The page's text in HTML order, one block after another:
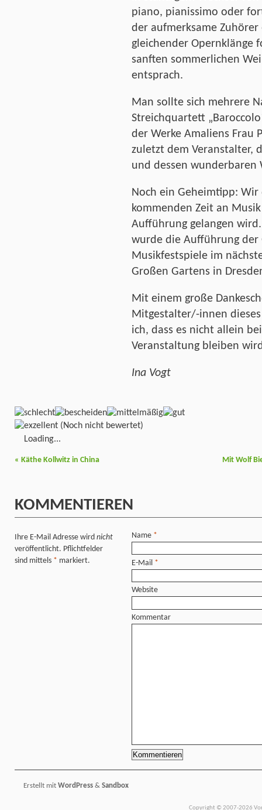
piano, pianissimo oder
der aufmerksame
gleichender Opernklänge
sanften sommerlichen
entsprach.
Man sollte sich mehrere
Streichquartett
der Werke Amaliens Frau
zuletzt dem Veranstalter,
und dessen wunderbaren
Noch ein Geheimtipp:
kommenden Zeit an
Aufführung gelangen
wurde die Aufführung der
Musikfestspiele im
Großen Gartens in
Mit einem große
Mitgestalter/-innen
ich, dass es nicht allein
Veranstaltung bleiben
Ina Vogt
(Noch nicht bewertet)
Loading...
« Käthe Kollwitz in China Mit Wolf
KOMMENTIEREN
Ihre E-Mail Adresse wird nicht
veröffentlicht. Pflichtfelder
sind mittels * markiert.
Name *
E-Mail *
Website
Kommentar
Erstellt mit WordPress & Sandbox
Copyright © 2007-2026